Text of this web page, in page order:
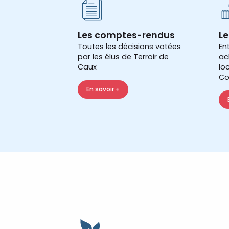
Les comptes-rendus
Toutes les décisions votées
par les élus de Terroir de
Caux
En savoir +